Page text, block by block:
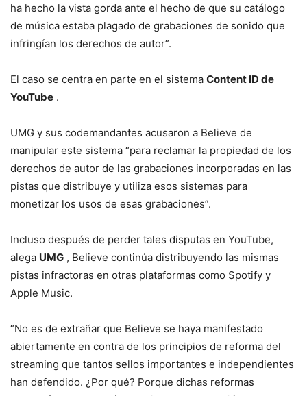
ha hecho la vista gorda ante el hecho de que su catálogo
de música estaba plagado de grabaciones de sonido que
infringían los derechos de autor”.
El caso se centra en parte en el sistema Content ID de
YouTube .
UMG y sus codemandantes acusaron a Believe de
manipular este sistema “para reclamar la propiedad de los
derechos de autor de las grabaciones incorporadas en las
pistas que distribuye y utiliza esos sistemas para
monetizar los usos de esas grabaciones”.
Incluso después de perder tales disputas en YouTube,
alega UMG , Believe continúa distribuyendo las mismas
pistas infractoras en otras plataformas como Spotify y
Apple Music.
“No es de extrañar que Believe se haya manifestado
abiertamente en contra de los principios de reforma del
streaming que tantos sellos importantes e independientes
han defendido. ¿Por qué? Porque dichas reformas